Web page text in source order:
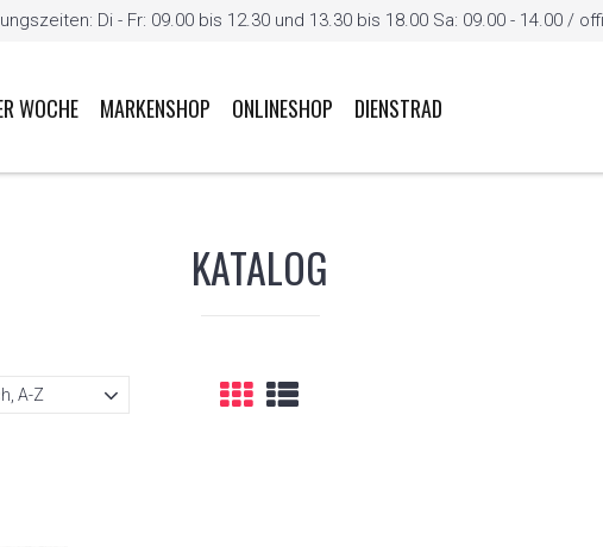
Di - Fr: 09.00 bis 12.30 und 13.30 bis 18.00 Sa: 09.00 - 14.00 /
WOCHE MARKENSHOP ONLINESHOP DIENSTRAD
KATALOG